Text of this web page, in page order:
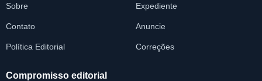
Sobre Expediente
Contato Anuncie
Política Editorial Correções
Compromisso editorial